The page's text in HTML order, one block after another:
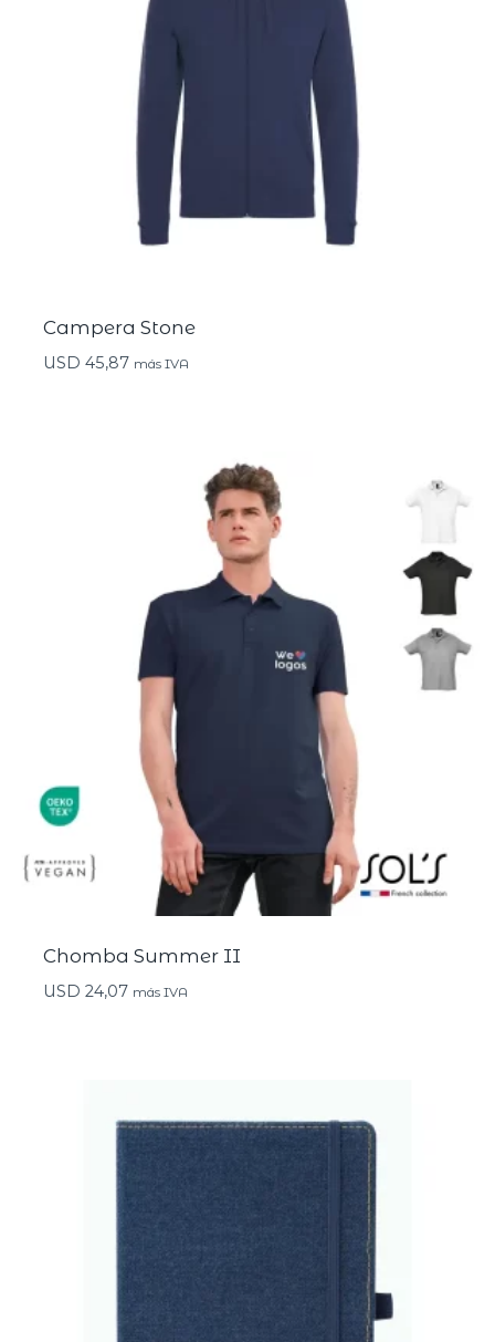
Campera Stone
USD 45,87 más IVA
Chomba Summer II
USD 24,07 más IVA